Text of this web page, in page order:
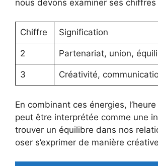
nous devons examiner ses chiffres
Chiffre Signification
2 Partenariat, union,
3 Créativité,
En combinant ces énergies,
peut être interprétée comme une
trouver un équilibre dans nos
oser s’exprimer de manière